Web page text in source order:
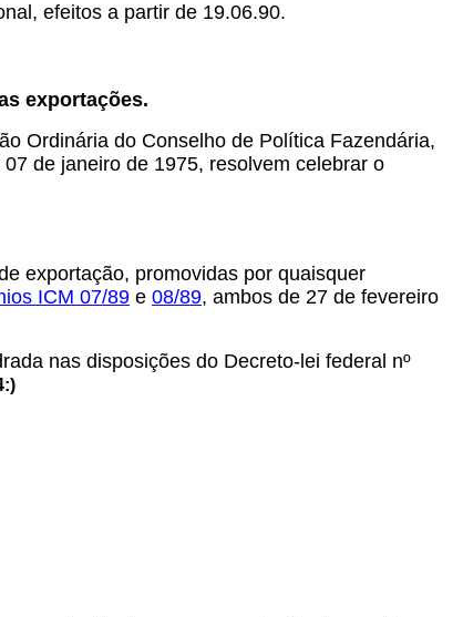
efeitos a partir de 19.06.90.
exportações.
Ordinária do Conselho de Política Fazendária,
07 de janeiro de 1975, resolvem celebrar o
exportação, promovidas por quaisquer
ICM 07/89 e 08/89, ambos de 27 de fevereiro
nas disposições do Decreto-lei federal nº